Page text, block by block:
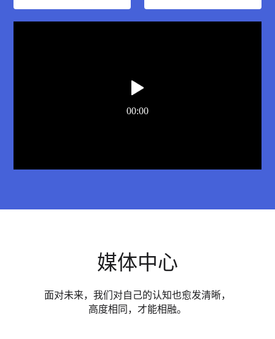
00:00
媒体中心
面对未来，我们对自己的认知也愈发清晰，
高度相同，才能相融。